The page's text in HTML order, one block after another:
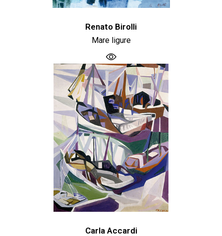
Renato Birolli
Mare ligure
Carla Accardi